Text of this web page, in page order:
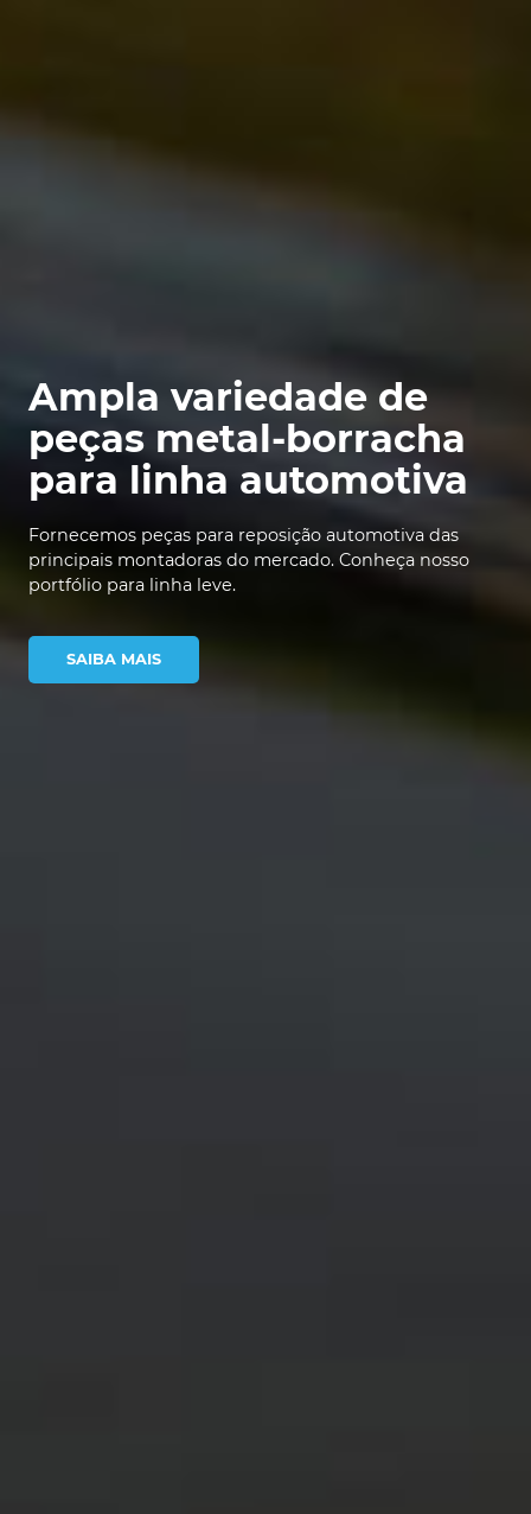
Ampla variedade de
peças metal-borracha
para linha automotiva
Fornecemos peças para reposição automotiva das
principais montadoras do mercado. Conheça nosso
portfólio para linha leve.
SAIBA MAIS